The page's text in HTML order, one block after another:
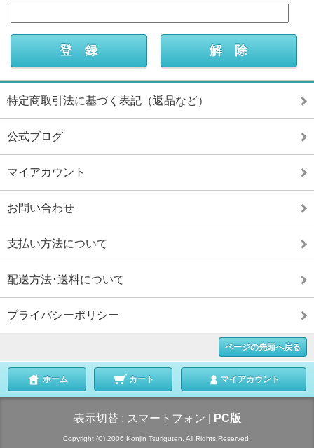
特定商取引法に基づく表記（返品など）
公式ブログ
マイアカウント
お問い合わせ
支払い方法について
配送方法･送料について
プライバシーポリシー
ページの先頭へ戻る
ホーム カート マイアカウント
表示切替 : スマートフォン PC版
Copyright (C) 2006 Konjin Tsuriguten. All Rights Reserved.